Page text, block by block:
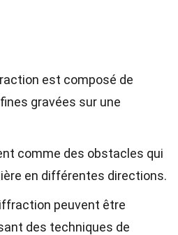
est composé de
gravées sur une
comme des obstacles qui
en différentes directions.
peuvent être
des techniques de